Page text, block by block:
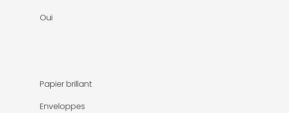
Oui
Papier brillant
Enveloppes